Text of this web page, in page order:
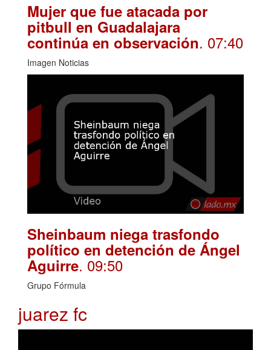
Mujer que fue atacada por
pitbull en Guadalajara
continúa en observación. 07:40
Imagen Noticias
Sheinbaum niega trasfondo
político en detención de Ángel
Aguirre. 09:50
Grupo Fórmula
juarez fc